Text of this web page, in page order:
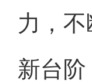
力，
新台